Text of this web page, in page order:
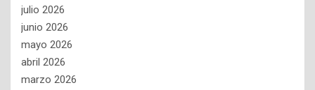
julio 2026
junio 2026
mayo 2026
abril 2026
marzo 2026